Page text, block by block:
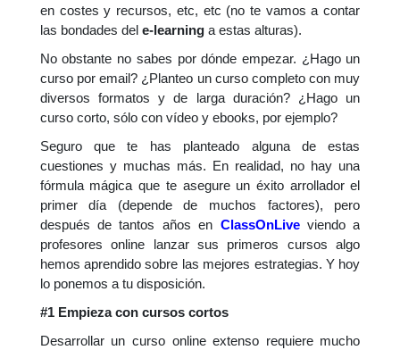
en costes y recursos, etc, etc (no te vamos a contar
las bondades del e-learninga estas alturas).
No obstante no sabes por dónde empezar. ¿Hago un
curso por email? ¿Planteo un curso completo con muy
diversos formatos y de larga duración? ¿Hago un
curso corto, sólo con vídeo y ebooks, por ejemplo?
Seguro que te has planteado alguna de estas
cuestiones y muchas más. En realidad, no hay una
fórmula mágica que te asegure un éxito arrollador el
primer día (depende de muchos factores), pero
después de tantos años en ClassOnLiveviendo a
profesores online lanzar sus primeros cursos algo
hemos aprendido sobre las mejores estrategias. Y hoy
lo ponemos a tu disposición.
#1 Empieza con cursos cortos
Desarrollar un curso online extenso requiere mucho